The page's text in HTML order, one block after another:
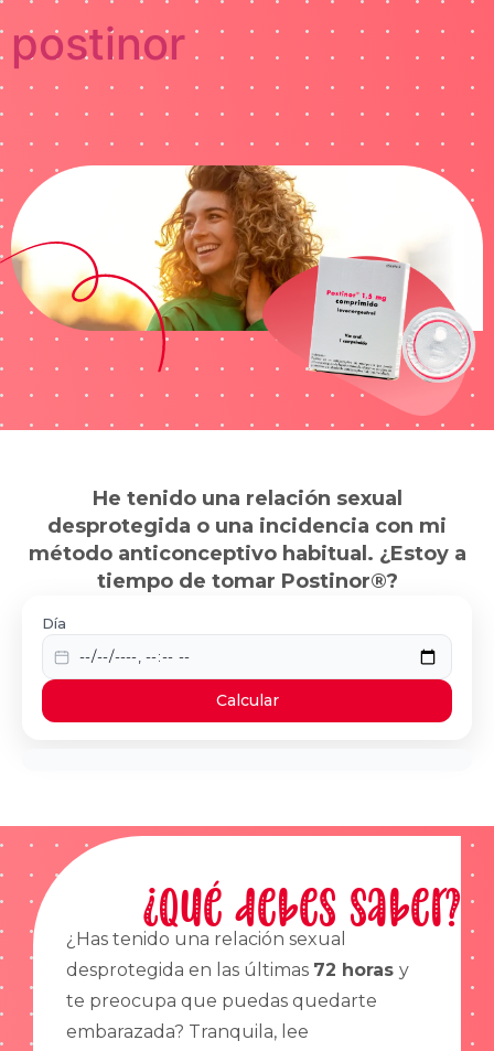
postinor
He tenido una relación sexual
desprotegida o una incidencia con mi
método anticonceptivo habitual. ¿Estoy a
tiempo de tomar Postinor®?
Día
Calcular
¿Qué debes saber?
¿Has tenido una relación sexual
desprotegida en las últimas 72 horas y
te preocupa que puedas quedarte
embarazada? Tranquila, lee